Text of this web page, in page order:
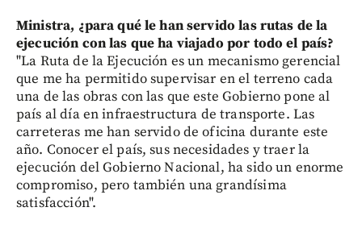
Ministra, ¿para qué le han servido las rutas de la
ejecución con las que ha viajado por todo el país?
"La Ruta de la Ejecución es un mecanismo gerencial
que me ha permitido supervisar en el terreno cada
una de las obras con las que este Gobierno pone al
país al día en infraestructura de transporte. Las
carreteras me han servido de oficina durante este
año. Conocer el país, sus necesidades y traer la
ejecución del Gobierno Nacional, ha sido un enorme
compromiso, pero también una grandísima
satisfacción".